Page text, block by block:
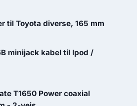
til Toyota diverse, 165 mm
minijack kabel til Ipod /
T1650 Power coaxial